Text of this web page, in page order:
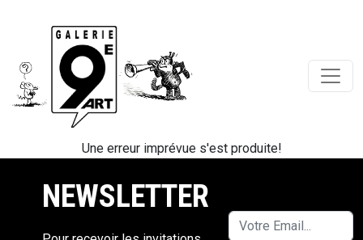
Une erreur imprévue s'est produite!
NEWSLETTER